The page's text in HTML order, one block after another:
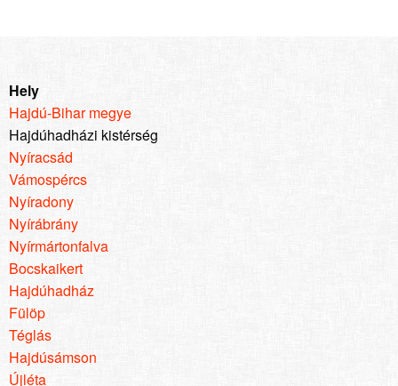
Hely
Hajdú-Bihar megye
Hajdúhadházi kistérség
Nyíracsád
Vámospércs
Nyíradony
Nyírábrány
Nyírmártonfalva
Bocskaikert
Hajdúhadház
Fülöp
Téglás
Hajdúsámson
Újléta